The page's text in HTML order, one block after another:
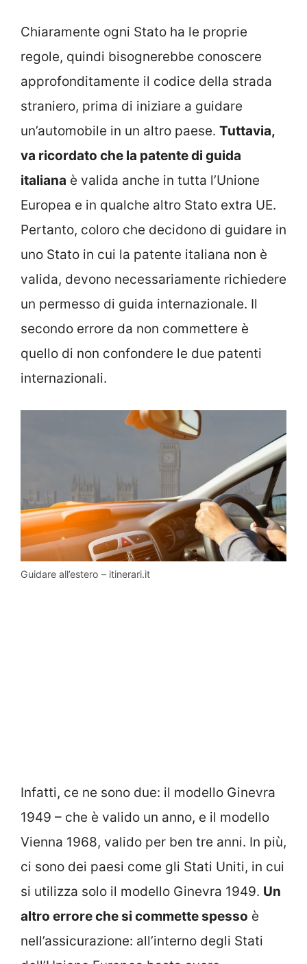
Chiaramente ogni Stato ha le proprie
regole, quindi bisognerebbe conoscere
approfonditamente il codice della strada
straniero, prima di iniziare a guidare
un’automobile in un altro paese. Tuttavia,
va ricordato che la patente di guida
italiana è valida anche in tutta l’Unione
Europea e in qualche altro Stato extra UE.
Pertanto, coloro che decidono di guidare in
uno Stato in cui la patente italiana non è
valida, devono necessariamente richiedere
un permesso di guida internazionale. Il
secondo errore da non commettere è
quello di non confondere le due patenti
internazionali.
Guidare all’estero – itinerari.it
Infatti, ce ne sono due: il modello Ginevra
1949 – che è valido un anno, e il modello
Vienna 1968, valido per ben tre anni. In più,
ci sono dei paesi come gli Stati Uniti, in cui
si utilizza solo il modello Ginevra 1949. Un
altro errore che si commette spesso è
nell’assicurazione: all’interno degli Stati